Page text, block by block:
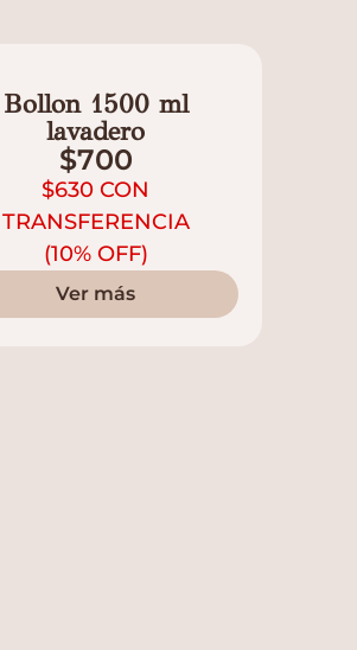
Bollon 1500 ml
lavadero
$700
$630 CON
TRANSFERENCIA
(10% OFF)
Ver más